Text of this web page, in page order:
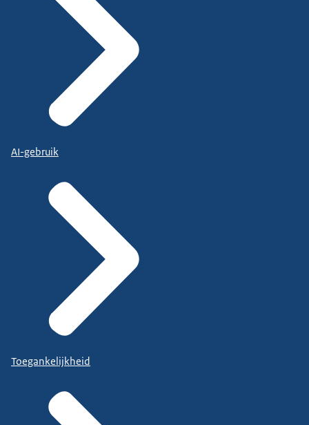
AI-gebruik
Toegankelijkheid